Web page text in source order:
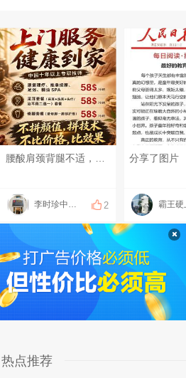
李时珍中医理疗 2
分享了图片
霸王硬
热点推荐